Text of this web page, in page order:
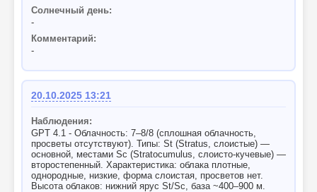
Солнечный день:
-
Комментарий:
-
20.10.2025 13:21
Наблюдения:
GPT 4.1 - Облачность: 7–8/8 (сплошная облачность,
просветы отсутствуют). Типы: St (Stratus, слоистые) —
основной, местами Sc (Stratocumulus, слоисто-кучевые) —
второстепенный. Характеристика: облака плотные,
однородные, низкие, форма слоистая, просветов нет.
Высота облаков: нижний ярус St/Sc, база ~400–900 м.